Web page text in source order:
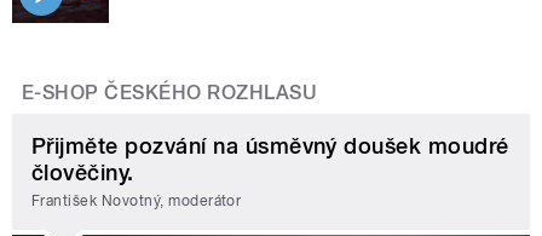
E-SHOP ČESKÉHO ROZHLASU
Přijměte pozvání na úsměvný doušek moudré
člověčiny.
František Novotný, moderátor